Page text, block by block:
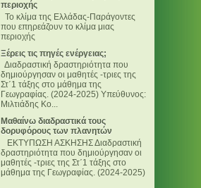
περιοχής
Το κλίμα της Ελλάδας-Παράγοντες
που επηρεάζουν το κλίμα μιας
περιοχής
Ξέρεις τις πηγές ενέργειας;
Διαδραστική δραστηριότητα που
δημιούργησαν οι μαθητές -τριες της
Στ΄1 τάξης στο μάθημα της
Γεωγραφίας. (2024-2025) Υπεύθυνος:
Μιλτιάδης Κο...
Μαθαίνω διαδραστικά τους
δορυφόρους των πλανητών
ΕΚΤΥΠΩΣΗ ΑΣΚΗΣΗΣ Διαδραστική
δραστηριότητα που δημιούργησαν οι
μαθητές -τριες της Στ΄1 τάξης στο
μάθημα της Γεωγραφίας. (2024-2025)